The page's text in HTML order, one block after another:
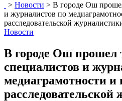
> Новости > В городе Ош
и журналистов по
расследовательской
Новости
В городе Ош прошел
специалистов и
медиаграмотности и
расследовательской